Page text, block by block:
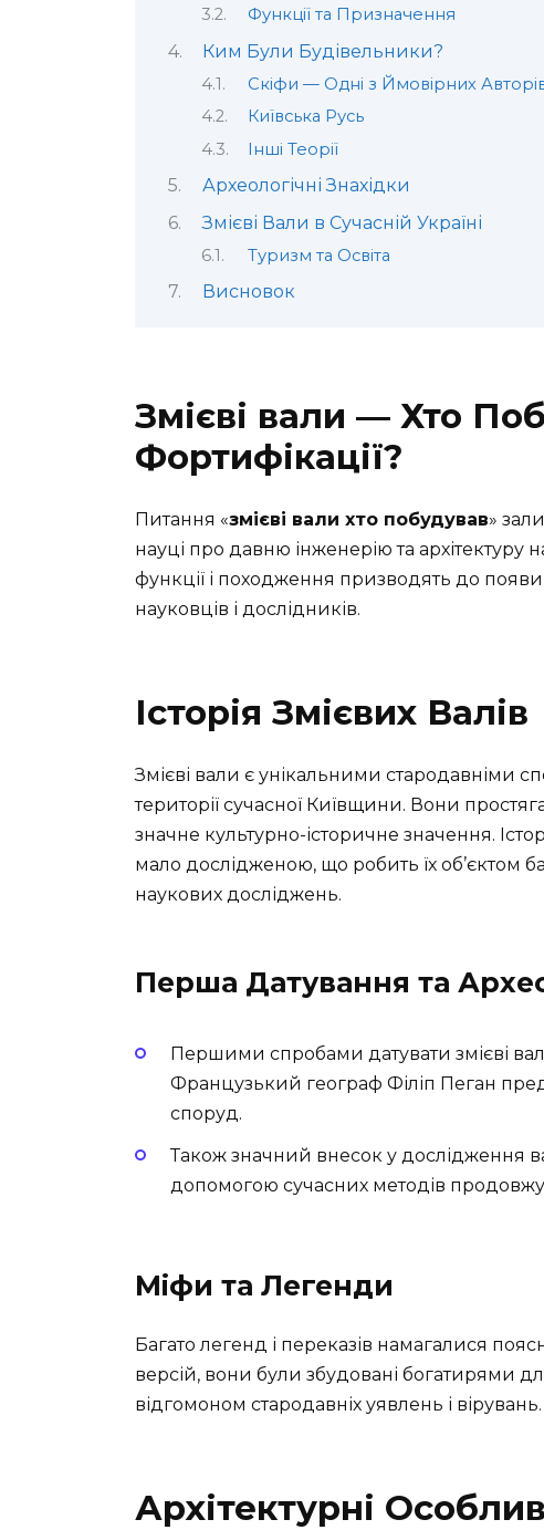
Функції та Призначення
Ким Були Будівельники?
Скіфи — Одні з Ймовірних
Київська Русь
Інші Теорії
Археологічні Знахідки
Змієві Вали в Сучасній Україні
Туризм та Освіта
Висновок
Змієві вали — Хто
Фортифікації?
Питання «змієві вали хто побудував»
науці про давню інженерію та архітектуру
функції і походження призводять до появи
науковців і дослідників.
Історія Змієвих Валів
Змієві вали є унікальними стародавніми
території сучасної Київщини. Вони
значне культурно-історичне значення.
мало дослідженою, що робить їх об’єктом
наукових досліджень.
Перша Датування та
Першими спробами датувати змієві
Французький географ Філіп Пеган
споруд.
Також значний внесок у дослідження
допомогою сучасних методів
Міфи та Легенди
Багато легенд і переказів намагалися
версій, вони були збудовані богатирями
відгомоном стародавніх уявлень і вірувань.
Архітектурні